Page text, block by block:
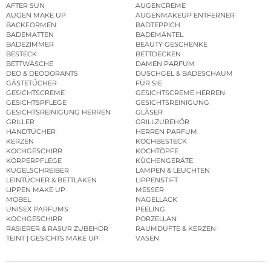
AFTER SUN
AUGENCREME
AUGEN MAKE UP
AUGENMAKEUP ENTFERNER
BACKFORMEN
BADTEPPICH
BADEMATTEN
BADEMÄNTEL
BADEZIMMER
BEAUTY GESCHENKE
BESTECK
BETTDECKEN
BETTWÄSCHE
DAMEN PARFUM
DEO & DEODORANTS
DUSCHGEL & BADESCHAUM
GÄSTETÜCHER
FÜR SIE
GESICHTSCREME
GESICHTSCREME HERREN
GESICHTSPFLEGE
GESICHTSREINIGUNG
GESICHTSREINIGUNG HERREN
GLÄSER
GRILLER
GRILLZUBEHÖR
HANDTÜCHER
HERREN PARFUM
KERZEN
KOCHBESTECK
KOCHGESCHIRR
KOCHTÖPFE
KÖRPERPFLEGE
KÜCHENGERÄTE
KUGELSCHREIBER
LAMPEN & LEUCHTEN
LEINTÜCHER & BETTLAKEN
LIPPENSTIFT
LIPPEN MAKE UP
MESSER
MÖBEL
NAGELLACK
UNISEX PARFUMS
PEELING
KOCHGESCHIRR
PORZELLAN
RASIERER & RASUR ZUBEHÖR
RAUMDÜFTE & KERZEN
TEINT | GESICHTS MAKE UP
VASEN